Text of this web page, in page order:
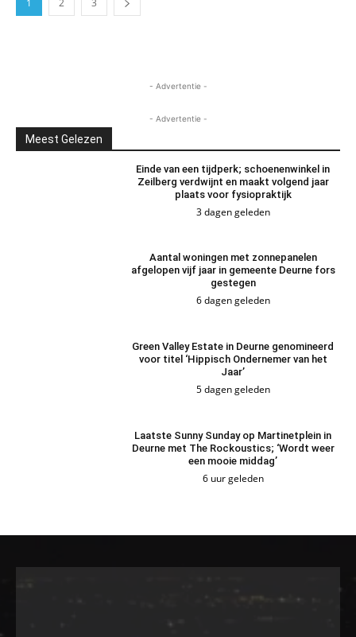
- Advertentie -
- Advertentie -
Meest Gelezen
Einde van een tijdperk; schoenenwinkel in
Zeilberg verdwijnt en maakt volgend jaar
plaats voor fysiopraktijk
3 dagen geleden
Aantal woningen met zonnepanelen
afgelopen vijf jaar in gemeente Deurne fors
gestegen
6 dagen geleden
Green Valley Estate in Deurne genomineerd
voor titel ‘Hippisch Ondernemer van het
Jaar’
5 dagen geleden
Laatste Sunny Sunday op Martinetplein in
Deurne met The Rockoustics; ‘Wordt weer
een mooie middag’
6 uur geleden